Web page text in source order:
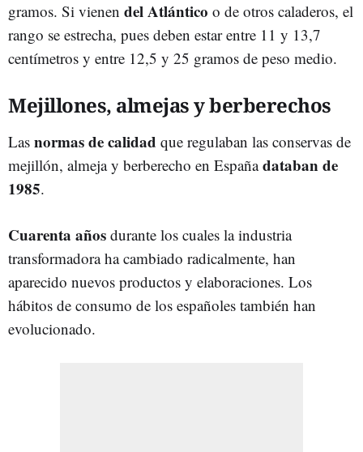
gramos. Si vienen del Atlántico o de otros caladeros, el
rango se estrecha, pues deben estar entre 11 y 13,7
centímetros y entre 12,5 y 25 gramos de peso medio.
Mejillones, almejas y berberechos
Las normas de calidad que regulaban las conservas de
mejillón, almeja y berberecho en Españadataban de
1985.
Cuarenta años durante los cuales la industria
transformadora ha cambiado radicalmente, han
aparecido nuevos productos y elaboraciones. Los
hábitos de consumo de los españoles también han
evolucionado.